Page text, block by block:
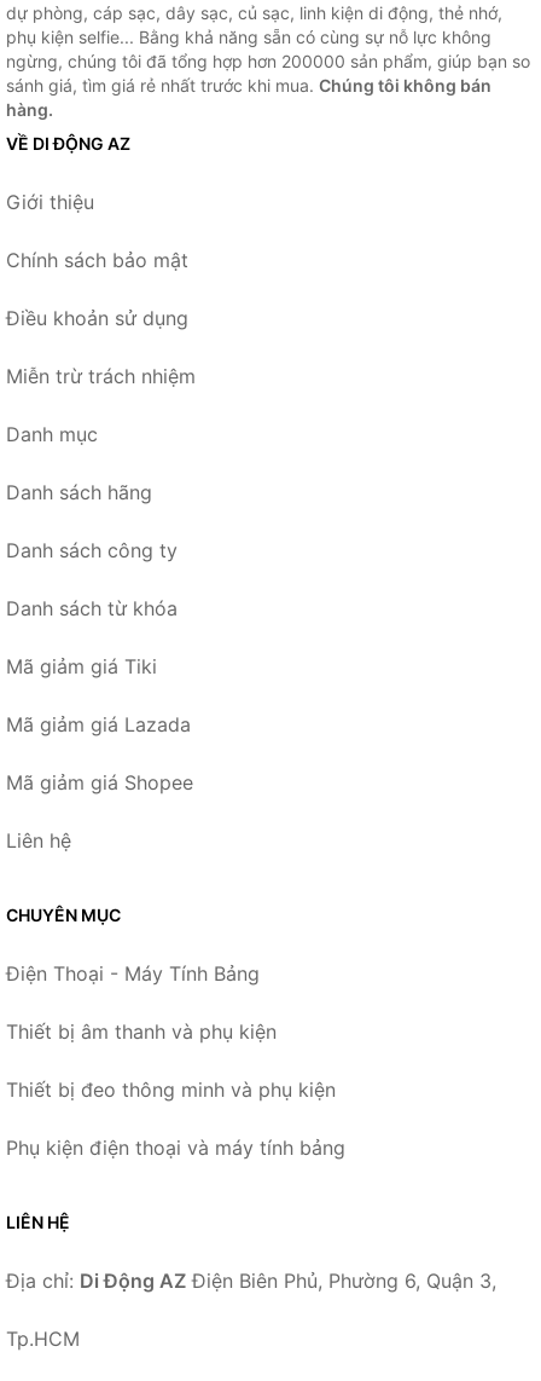
dự phòng, cáp sạc, dây sạc, củ sạc, linh kiện di động, thẻ nhớ,
phụ kiện selfie... Bằng khả năng sẵn có cùng sự nỗ lực không
ngừng, chúng tôi đã tổng hợp hơn 200000 sản phẩm, giúp bạn so
sánh giá, tìm giá rẻ nhất trước khi mua. Chúng tôi không bán
hàng.
VỀ DI ĐỘNG AZ
Giới thiệu
Chính sách bảo mật
Điều khoản sử dụng
Miễn trừ trách nhiệm
Danh mục
Danh sách hãng
Danh sách công ty
Danh sách từ khóa
Mã giảm giá Tiki
Mã giảm giá Lazada
Mã giảm giá Shopee
Liên hệ
CHUYÊN MỤC
Điện Thoại - Máy Tính Bảng
Thiết bị âm thanh và phụ kiện
Thiết bị đeo thông minh và phụ kiện
Phụ kiện điện thoại và máy tính bảng
LIÊN HỆ
Địa chỉ: Di Động AZ Điện Biên Phủ, Phường 6, Quận 3,
Tp.HCM